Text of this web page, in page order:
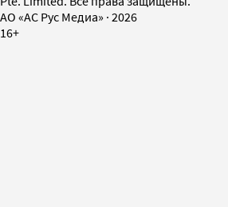
AO «АС Рус Медиа» · 2026
16+